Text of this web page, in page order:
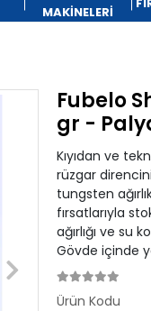
MAKİNELERİ
Fubelo
gr -
Kıyıdan ve
rüzgar
tungsten
fırsatlarıyla
ağırlığı ve su
Gövde içinde
Ürün Kodu